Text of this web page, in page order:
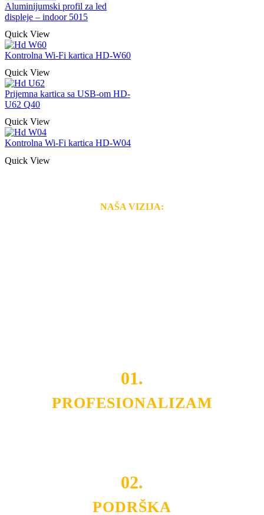
Aluminijumski profil za led
displeje – indoor 5015
Quick View
Kontrolna Wi-Fi kartica HD-W60
Quick View
Prijemna kartica sa USB-om HD-
U62 Q40
Quick View
Kontrolna Wi-Fi kartica HD-W04
Quick View
NAŠA VIZIJA:
01.
PROFESIONALIZAM
02.
PODRŠKA